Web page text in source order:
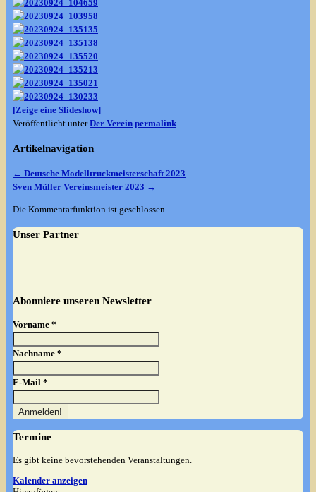
[Zeige eine Slideshow]
Veröffentlicht unter Der Verein permalink
Artikelnavigation
← Deutsche Modelltruckmeisterschaft 2023
Sven Müller Vereinsmeister 2023 →
Die Kommentarfunktion ist geschlossen.
Unser Partner
Abonniere unseren Newsletter
Vorname *
Nachname *
E-Mail *
Termine
Es gibt keine bevorstehenden Veranstaltungen.
Kalender anzeigen